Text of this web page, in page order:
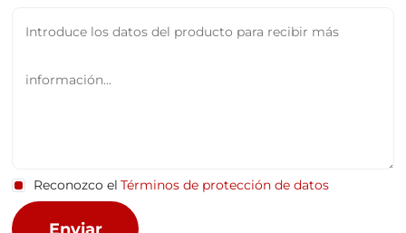
Reconozco el Términos de protección de datos